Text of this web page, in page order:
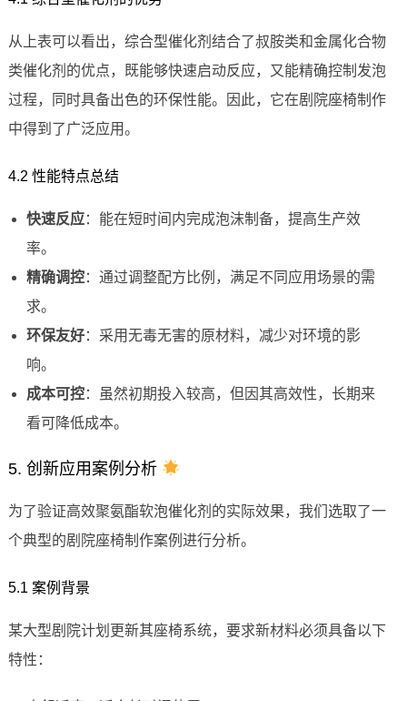
从上表可以看出，综合型催化剂结合了叔胺类和金属化合物
类催化剂的优点，既能够快速启动反应，又能精确控制发泡
过程，同时具备出色的环保性能。因此，它在剧院座椅制作
中得到了广泛应用。
4.2 性能特点总结
快速反应：能在短时间内完成泡沫制备，提高生产效
率。
精确调控：通过调整配方比例，满足不同应用场景的需
求。
环保友好：采用无毒无害的原材料，减少对环境的影
响。
成本可控：虽然初期投入较高，但因其高效性，长期来
看可降低成本。
5. 创新应用案例分析
为了验证高效聚氨酯软泡催化剂的实际效果，我们选取了一
个典型的剧院座椅制作案例进行分析。
5.1 案例背景
某大型剧院计划更新其座椅系统，要求新材料必须具备以下
特性：